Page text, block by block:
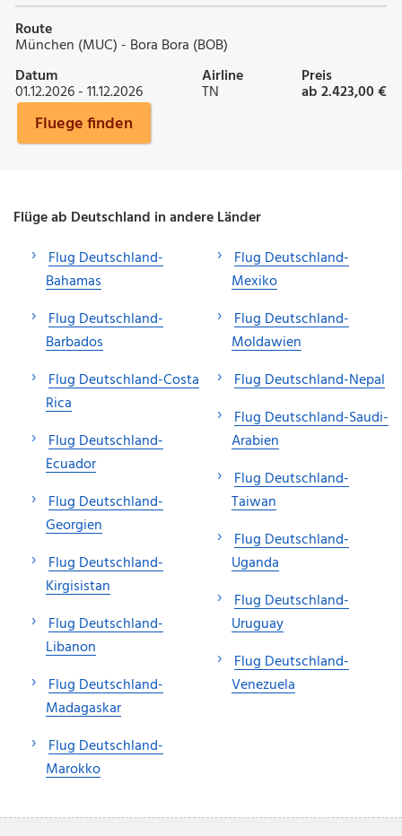
Route
München (MUC) - Bora Bora (BOB)
Datum
01.12.2026 - 11.12.2026
Airline
TN
Preis
ab 2.423,00 €
Fluege finden
Flüge ab Deutschland in andere Länder
Flug Deutschland-
Bahamas
Flug Deutschland-
Barbados
Flug Deutschland-Costa
Rica
Flug Deutschland-
Ecuador
Flug Deutschland-
Georgien
Flug Deutschland-
Kirgisistan
Flug Deutschland-
Libanon
Flug Deutschland-
Madagaskar
Flug Deutschland-
Marokko
Flug Deutschland-
Mexiko
Flug Deutschland-
Moldawien
Flug Deutschland-Nepal
Flug Deutschland-Saudi-
Arabien
Flug Deutschland-
Taiwan
Flug Deutschland-
Uganda
Flug Deutschland-
Uruguay
Flug Deutschland-
Venezuela